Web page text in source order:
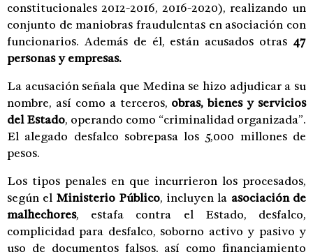
constitucionales 2012-2016, 2016-2020), realizando un
conjunto de maniobras fraudulentas en asociación con
funcionarios. Además de él, están acusados otras 47
personas y empresas.
La acusación señala que Medina se hizo adjudicar a su
nombre, así como a terceros, obras, bienes y servicios
del Estado, operando como “criminalidad organizada”.
El alegado desfalco sobrepasa los 5,000 millones de
pesos.
Los tipos penales en que incurrieron los procesados,
según el Ministerio Público, incluyen la asociación de
malhechores, estafa contra el Estado, desfalco,
complicidad para desfalco, soborno activo y pasivo y
uso de documentos falsos, así como financiamiento